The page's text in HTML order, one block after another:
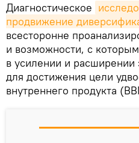
Диагностическое
продвижение
всесторонне
и возможности, с
в усилении и
для достижения цели
внутреннего продукта